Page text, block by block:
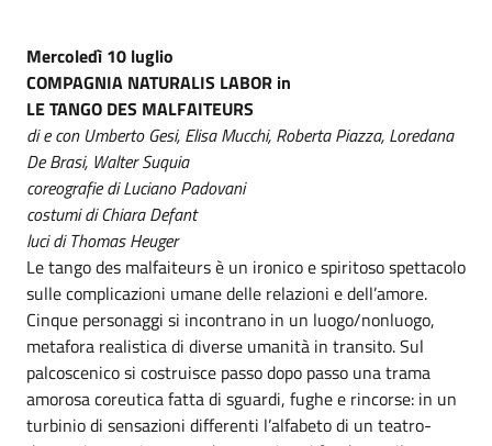
Mercoledì 10 luglio
COMPAGNIA NATURALIS LABOR in
LE TANGO DES MALFAITEURS
di e con Umberto Gesi, Elisa Mucchi, Roberta Piazza, Loredana
De Brasi, Walter Suquia
coreografie di Luciano Padovani
costumi di Chiara Defant
luci di Thomas Heuger
Le tango des malfaiteurs è un ironico e spiritoso spettacolo
sulle complicazioni umane delle relazioni e dell’amore.
Cinque personaggi si incontrano in un luogo/nonluogo,
metafora realistica di diverse umanità in transito. Sul
palcoscenico si costruisce passo dopo passo una trama
amorosa coreutica fatta di sguardi, fughe e rincorse: in un
turbinio di sensazioni differenti l’alfabeto di un teatro-